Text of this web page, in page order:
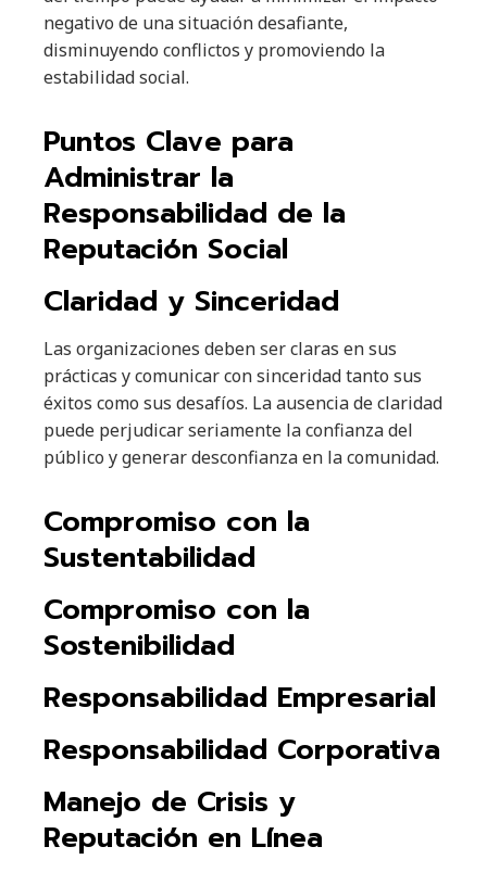
negativo de una situación desafiante,
disminuyendo conflictos y promoviendo la
estabilidad social.
Puntos Clave para
Administrar la
Responsabilidad de la
Reputación Social
Claridad y Sinceridad
Las organizaciones deben ser claras en sus
prácticas y comunicar con sinceridad tanto sus
éxitos como sus desafíos. La ausencia de claridad
puede perjudicar seriamente la confianza del
público y generar desconfianza en la comunidad.
Compromiso con la
Sustentabilidad
Compromiso con la
Sostenibilidad
Responsabilidad Empresarial
Responsabilidad Corporativa
Manejo de Crisis y
Reputación en Línea